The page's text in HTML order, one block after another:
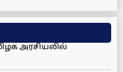
அரசியலில்